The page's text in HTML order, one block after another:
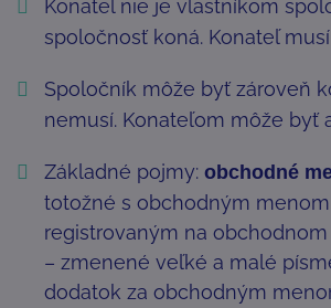
Konateľ nie je vlastníkom
spoločnosť koná. Konateľ
Spoločník môže byť zároveň
nemusí. Konateľom môže byť
Základné pojmy: obchodné
totožné s obchodným
registrovaným na obchodnom
– zmenené veľké a malé
dodatok za obchodným